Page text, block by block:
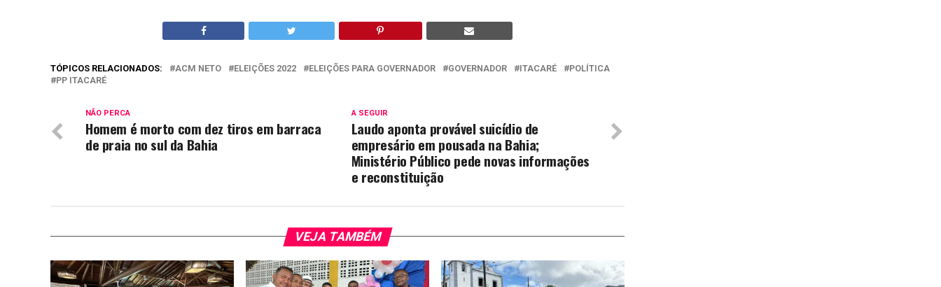
TÓPICOS RELACIONADOS: ACM NETO ELEIÇÕES 2022 ELEIÇÕES PARA GOVERNADOR GOVERNADOR ITACARÉ
POLÍTICA
PP ITACARÉ
A SEGUIR
Laudo aponta provável suicídio de
empresário em pousada na Bahia;
Ministério Público pede novas informações
e reconstituição
NÃO PERCA
Homem é morto com dez tiros em barraca
de praia no sul da Bahia
VEJA TAMBÉM